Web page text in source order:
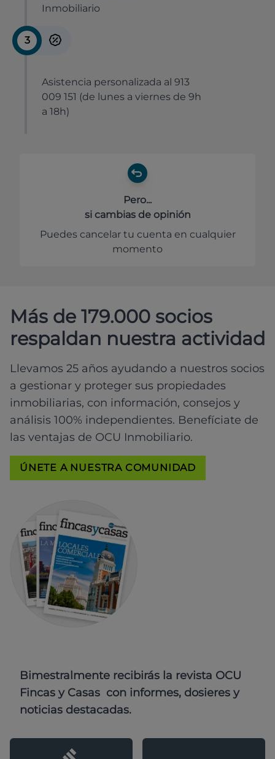
Inmobiliario
3
Asistencia personalizada al 913
009 151 (de lunes a viernes de 9h
a 18h)
Pero...
si cambias de opinión
Puedes cancelar tu cuenta en cualquier
momento
Más de 179.000 socios
respaldan nuestra actividad
Llevamos 25 años ayudando a nuestros socios
a gestionar y proteger sus propiedades
inmobiliarias, con información, consejos y
análisis 100% independientes. Benefíciate de
las ventajas de OCU Inmobiliario.
ÚNETE A NUESTRA COMUNIDAD
Bimestralmente recibirás la revista OCU
Fincas y Casas con informes, dosieres y
noticias destacadas.